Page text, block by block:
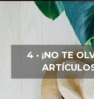
4 · ¡NO TE